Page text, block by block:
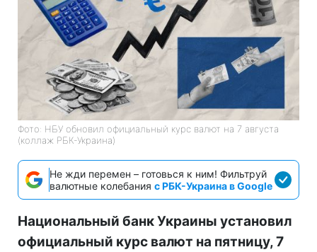
Фото: НБУ обновил официальный курс валют на 7 августа
(коллаж РБК-Украина)
Не жди перемен – готовься к ним! Фильтруй
валютные колебания с РБК-Украина в Google
Национальный банк Украины установил
официальный курс валют на пятницу, 7